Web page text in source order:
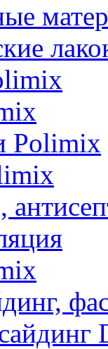
Polimix